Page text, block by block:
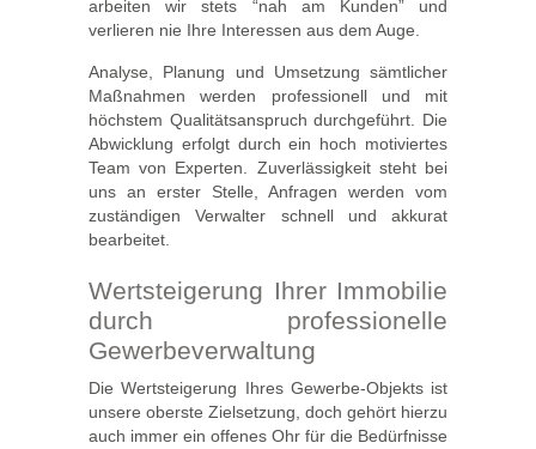
arbeiten wir stets “nah am Kunden” und
verlieren nie Ihre Interessen aus dem Auge.
Analyse, Planung und Umsetzung sämtlicher
Maßnahmen werden professionell und mit
höchstem Qualitätsanspruch durchgeführt. Die
Abwicklung erfolgt durch ein hoch motiviertes
Team von Experten. Zuverlässigkeit steht bei
uns an erster Stelle, Anfragen werden vom
zuständigen Verwalter schnell und akkurat
bearbeitet.
Wertsteigerung Ihrer Immobilie
durch professionelle
Gewerbeverwaltung
Die Wertsteigerung Ihres Gewerbe-Objekts ist
unsere oberste Zielsetzung, doch gehört hierzu
auch immer ein offenes Ohr für die Bedürfnisse